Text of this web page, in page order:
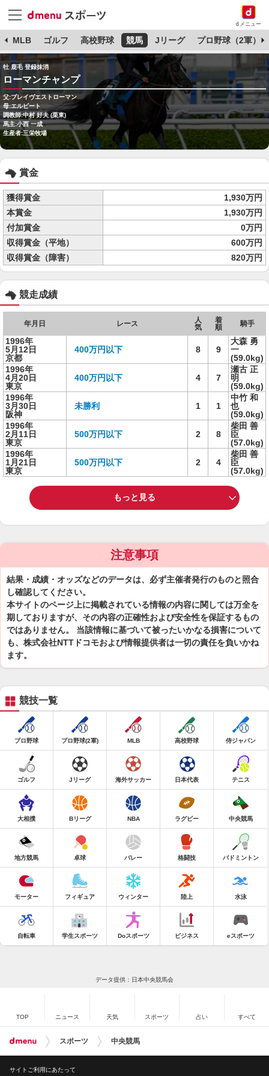
dメニュー
MLB ゴルフ 高校野球 競馬 Jリーグ プロ野球（2軍）
牡 鹿毛 登録抹消
ローマンチャンプ
父:ブレイヴエストローマン
母:エルビート
調教師:中村 好夫 (栗東)
馬主:小西 一成
生産者:三栄牧場
賞金
獲得賞金
1,930万円
本賞金
1,930万円
付加賞金
0万円
収得賞金（平地）
600万円
収得賞金（障害）
820万円
競走成績
年月日 レース
人
気
着
順
騎手
1996年
5月12日
京都
400万円以下 8 9
大森 勇
一
(59.0kg)
1996年
4月20日
東京
400万円以下 4 7
瀬古 正
明
(59.0kg)
1996年
3月30日
阪神
未勝利 1 1
中竹 和
也
(59.0kg)
1996年
2月11日
東京
500万円以下 2 8
柴田 善
臣
(57.0kg)
1996年
1月21日
東京
500万円以下 2 4
柴田 善
臣
(57.0kg)
もっと見る
注意事項
結果・成績・オッズなどのデータは、必ず主催者発行のものと照合
し確認してください。
本サイトのページ上に掲載されている情報の内容に関しては万全を
期しておりますが、その内容の正確性および安全性を保証するもの
ではありません。 当該情報に基づいて被ったいかなる損害について
も、株式会社NTTドコモおよび情報提供者は一切の責任を負いかね
ます。
競技一覧
プロ野球 プロ野球(2軍) MLB 高校野球 侍ジャパン
ゴルフ Jリーグ 海外サッカー 日本代表 テニス
大相撲 Bリーグ NBA ラグビー 中央競馬
地方競馬 卓球 バレー 格闘技 バドミントン
モーター フィギュア ウィンター 陸上 水泳
自転車 学生スポーツ Doスポーツ ビジネス eスポーツ
データ提供：日本中央競馬会
TOP ニュース 天気 スポーツ 占い すべて
スポーツ 中央競馬
サイトご利用にあたって